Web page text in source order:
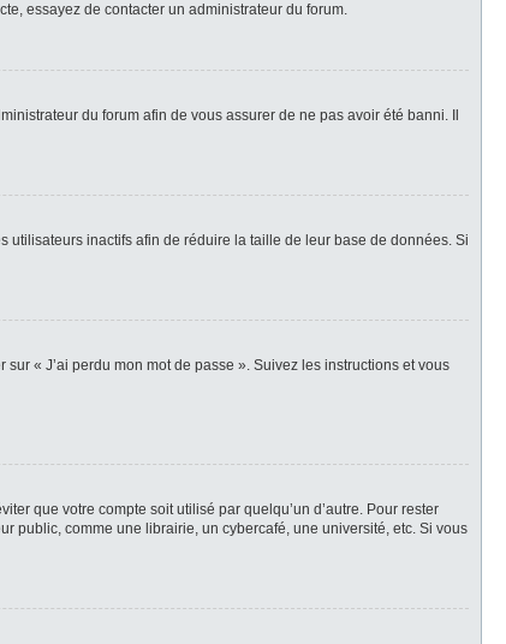
essayez de contacter un administrateur du forum.
du forum afin de vous assurer de ne pas avoir été banni. Il
utilisateurs inactifs afin de réduire la taille de leur base de données. Si
« J’ai perdu mon mot de passe ». Suivez les instructions et vous
que votre compte soit utilisé par quelqu’un d’autre. Pour rester
public, comme une librairie, un cybercafé, une université, etc. Si vous